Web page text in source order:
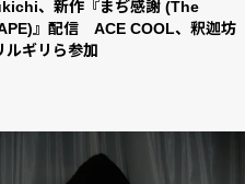
、新作『まぢ感謝 (The
』配信 ACE COOL、釈迦坊
ルギリら参加